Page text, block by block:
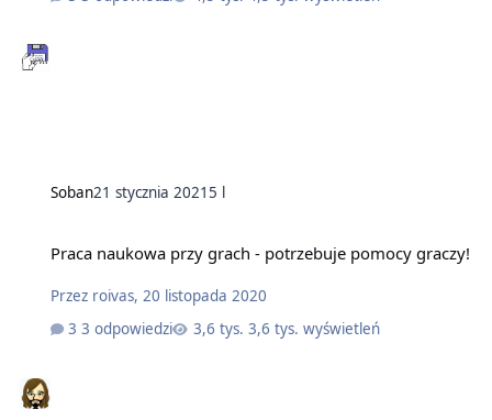
Soban21 stycznia 20215 l
Praca naukowa przy grach - potrzebuje pomocy graczy!
Przez roivas, 20 listopada 2020
3 odpowiedzi
3,6 tys. wyświetleń